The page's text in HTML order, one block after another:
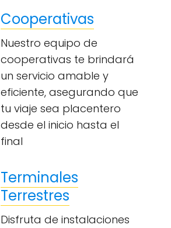
Cooperativas
Nuestro equipo de
cooperativas te brindará
un servicio amable y
eficiente, asegurando que
tu viaje sea placentero
desde el inicio hasta el
final
Terminales
Terrestres
Disfruta de instalaciones